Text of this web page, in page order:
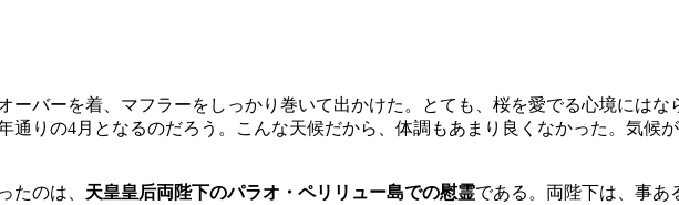
ーバーを着、マフラーをしっかり巻いて出かけた。とても、桜を愛でる心境には
通りの4月となるのだろう。こんな天候だから、体調もあまり良くなかった。気候
たのは、 天皇皇后両陛下のパラオ・ペリリュー島での慰霊である。両陛下は、事あ